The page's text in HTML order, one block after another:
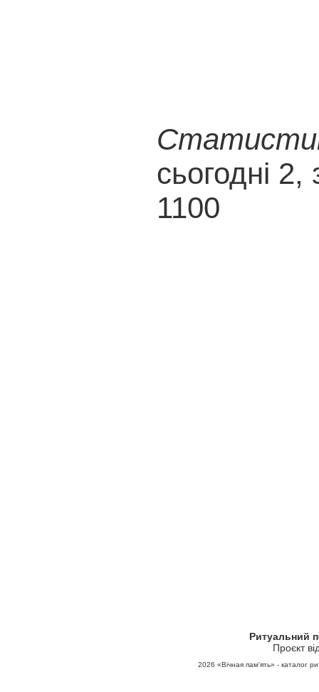
сьогодні 2,
1100
Ритуальний
Проєкт
2026 «Вічная пам'ять» - каталог